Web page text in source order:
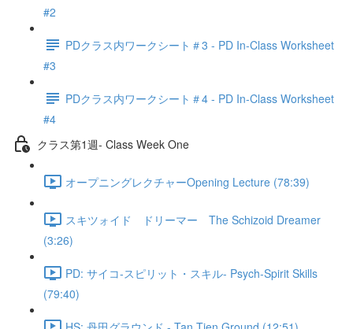
#2
PDクラス内ワークシート＃3 - PD In-Class Worksheet
#3
PDクラス内ワークシート＃4 - PD In-Class Worksheet
#4
クラス第1週- Class Week One
オープニングレクチャーOpening Lecture (78:39)
スキツォイド ドリーマー The Schizoid Dreamer
(3:26)
PD: サイコ‐スピリット・スキル- Psych-Spirit Skills
(79:40)